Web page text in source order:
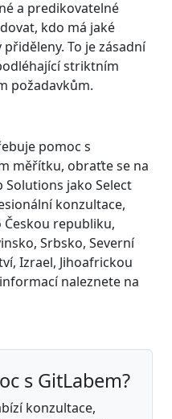
a predikovatelné
kdo má jaké
To je zásadní
striktním
požadavkům.
pomoc s
měřítku, obraťte se na
Solutions jako Select
konzultace,
republiku,
Srbsko, Severní
Izrael, Jihoafrickou
naleznete na
s GitLabem?
konzultace,